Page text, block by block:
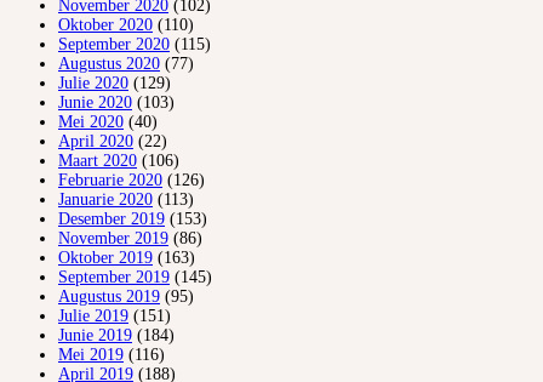
November 2020 (102)
Oktober 2020 (110)
September 2020 (115)
Augustus 2020 (77)
Julie 2020 (129)
Junie 2020 (103)
Mei 2020 (40)
April 2020 (22)
Maart 2020 (106)
Februarie 2020 (126)
Januarie 2020 (113)
Desember 2019 (153)
November 2019 (86)
Oktober 2019 (163)
September 2019 (145)
Augustus 2019 (95)
Julie 2019 (151)
Junie 2019 (184)
Mei 2019 (116)
April 2019 (188)